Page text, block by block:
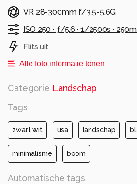
VR 28-300mm f/3.5-5.6G
ISO 250 · ƒ/5.6 · 1/2500s ·
Flits uit
Alle foto informatie tonen
Categorie Landschap
Tags
zwart wit usa landschap
minimalisme boom
Automatische tags